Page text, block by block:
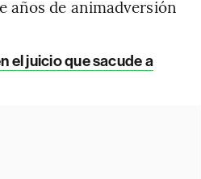
años de animadversión
el juicio que sacude a